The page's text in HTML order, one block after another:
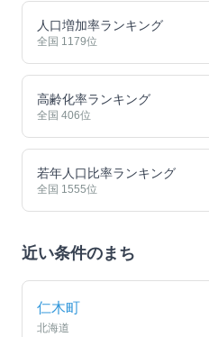
人口増加率ランキング
全国 1179位
高齢化率ランキング
全国 406位
若年人口比率ランキング
全国 1555位
近い条件のまち
仁木町
北海道